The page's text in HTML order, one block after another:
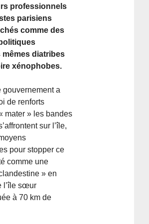
professionnels
parisiens
comme des
diatribes
xénophobes.
gouvernement a
de renforts
mater » les bandes
sur l’île,
pour stopper ce
comme une
» en
l’île sœur
à 70 km de